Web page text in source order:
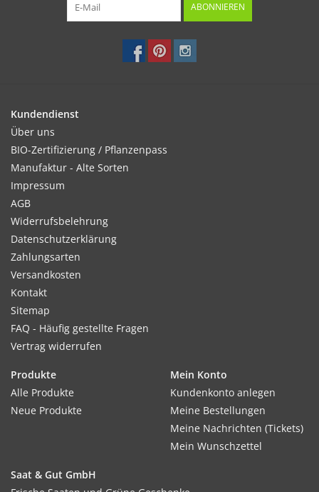
ABONNIEREN
Kundendienst
Über uns
BIO-Zertifizierung / Pflanzenpass
Manufaktur - Alte Sorten
Impressum
AGB
Widerrufsbelehrung
Datenschutzerklärung
Zahlungsarten
Versandkosten
Kontakt
Sitemap
FAQ - Häufig gestellte Fragen
Vertrag widerrufen
Produkte
Alle Produkte
Neue Produkte
Mein Konto
Kundenkonto anlegen
Meine Bestellungen
Meine Nachrichten (Tickets)
Mein Wunschzettel
Saat & Gut GmbH